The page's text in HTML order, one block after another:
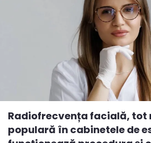
Radiofrecvența facială, tot
populară în cabinetele de